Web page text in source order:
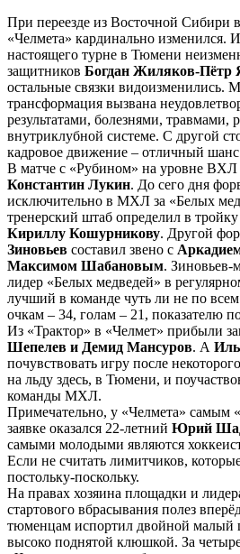
При переезде из Восточной Сибири
«Челмета» кардинально изменился.
настоящего турне в Тюмени
защитников Богдан Жиляков-Пётр
остальные связки видоизменились.
трансформация вызвана
результатами, болезнями, травмами,
внутриклубной системе. С другой
кадровое движение – отличный
В матче с «Рубином» на уровне ВХЛ
Константин Лукин. До сего дня
исключительно в МХЛ за «Белых
тренерский штаб определил в
Кириллу Кошурникову. Другой
Зиновьев составил звено с
Максимом Шабановым. Зиновьев-
лидер «Белых медведей» в
лучший в команде чуть ли не по
очкам – 34, голам – 21, показателю
Из «Трактор» в «Челмет» прибыли
Шепелев и Демид Мансуров. А
почувствовать игру после
на льду здесь, в Тюмени, и
команды МХЛ.
Примечательно, у «Челмета» самым
заявке оказался 22-летний Юрий
самыми молодыми являются
Если не считать лимитчиков,
постольку-поскольку.
На правах хозяина площадки и
стартового вбрасывания полез
тюменцам испортил двойной малый
высоко поднятой клюшкой. За